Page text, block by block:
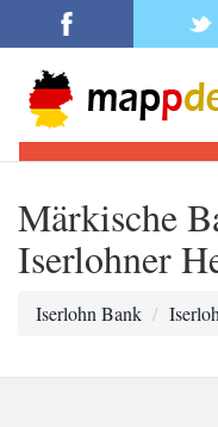
Märkische
Iserlohner
Iserlohn Bank